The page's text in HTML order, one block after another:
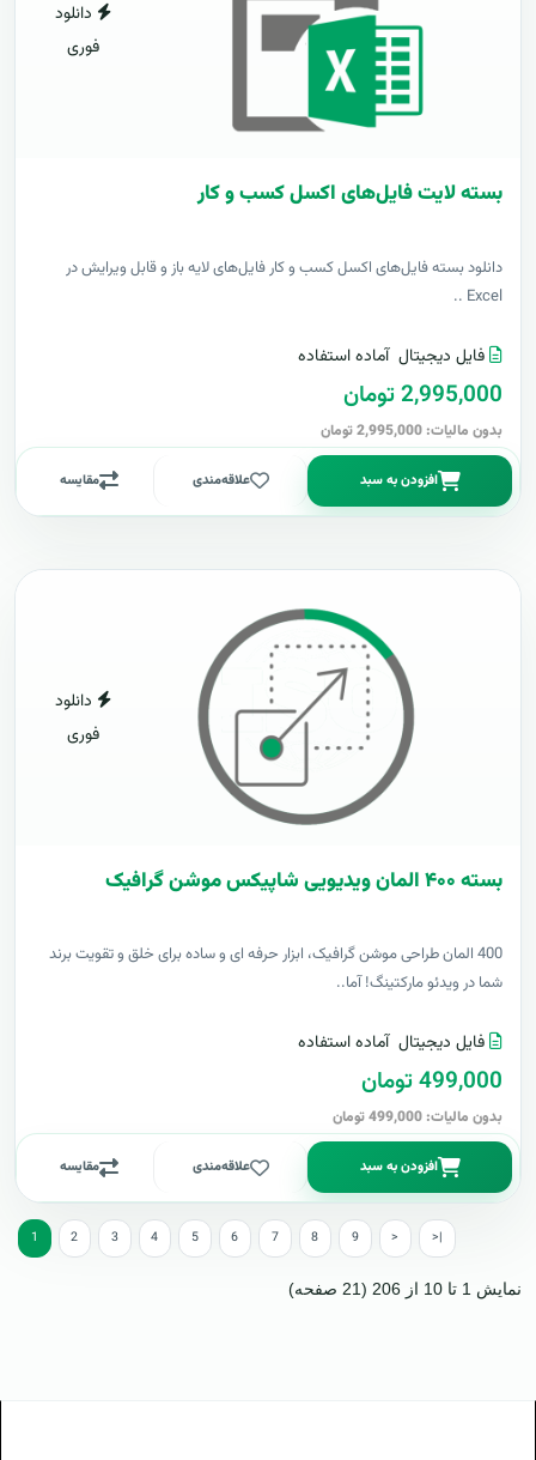
دانلود
فوری
بسته لایت فایل‌های اکسل کسب و کار
دانلود بسته فایل‌های اکسل کسب و کار فایل‌های لایه باز و قابل ویرایش در
Excel ..
فایل دیجیتال آماده استفاده
2,995,000 تومان
بدون مالیات: 2,995,000 تومان
افزودن به سبد علاقه‌مندی مقایسه
دانلود
فوری
بسته ۴۰۰ المان ویدیویی شاپیکس موشن گرافیک
400 المان طراحی موشن گرافیک، ابزار حرفه ای و ساده برای خلق و تقویت برند
شما در ویدئو مارکتینگ! آما..
فایل دیجیتال آماده استفاده
499,000 تومان
بدون مالیات: 499,000 تومان
افزودن به سبد علاقه‌مندی مقایسه
1 2 3 4 5 6 7 8 9 > >|
نمایش 1 تا 10 از 206 (21 صفحه)